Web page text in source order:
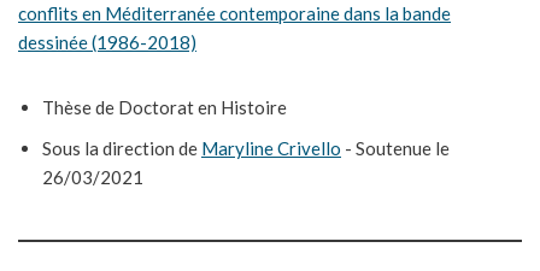
conflits en Méditerranée contemporaine dans la bande
dessinée (1986-2018)
Thèse de Doctorat en Histoire
Sous la direction de Maryline Crivello - Soutenue le
26/03/2021